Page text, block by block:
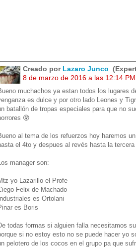
Creado por Lazaro Junco
8 de marzo de 2016 a las 12:14
muchachos ya estan todos los lugares
es dulce y por otro lado Leones y
batallón de tropas especiales para que no
😵
al tema de los refuerzos hoy haremos
el 4to y despues al revés hasta la tercera
manager son:
yo Lazarillo el Profe
Felix de Machado
es Ortolani
es Boris
todas formas si alguien falla necesitamos
si no estoy esto no se puede hacer yo
pelotero de los cocos en el grupo pa que